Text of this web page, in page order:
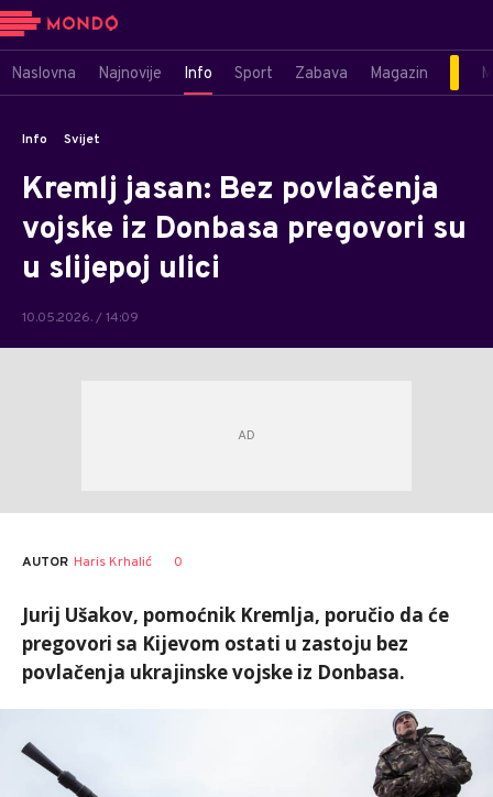
Naslovna Najnovije Info Sport Zabava Magazin
Info Svijet
Kremlj jasan: Bez povlačenja
vojske iz Donbasa pregovori su
u slijepoj ulici
10.05.2026. / 14:09
AUTOR Haris Krhalić 0
Jurij Ušakov, pomoćnik Kremlja, poručio da će
pregovori sa Kijevom ostati u zastoju bez
povlačenja ukrajinske vojske iz Donbasa.